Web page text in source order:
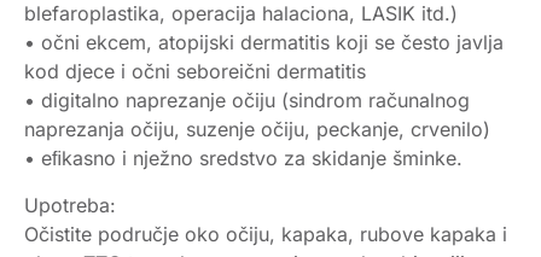
blefaroplastika, operacija halaciona, LASIK itd.)
• očni ekcem, atopijski dermatitis koji se često javlja
kod djece i očni seboreični dermatitis
• digitalno naprezanje očiju (sindrom računalnog
naprezanja očiju, suzenje očiju, peckanje, crvenilo)
• eﬁkasno i nježno sredstvo za skidanje šminke.
Upotreba:
Očistite područje oko očiju, kapaka, rubove kapaka i